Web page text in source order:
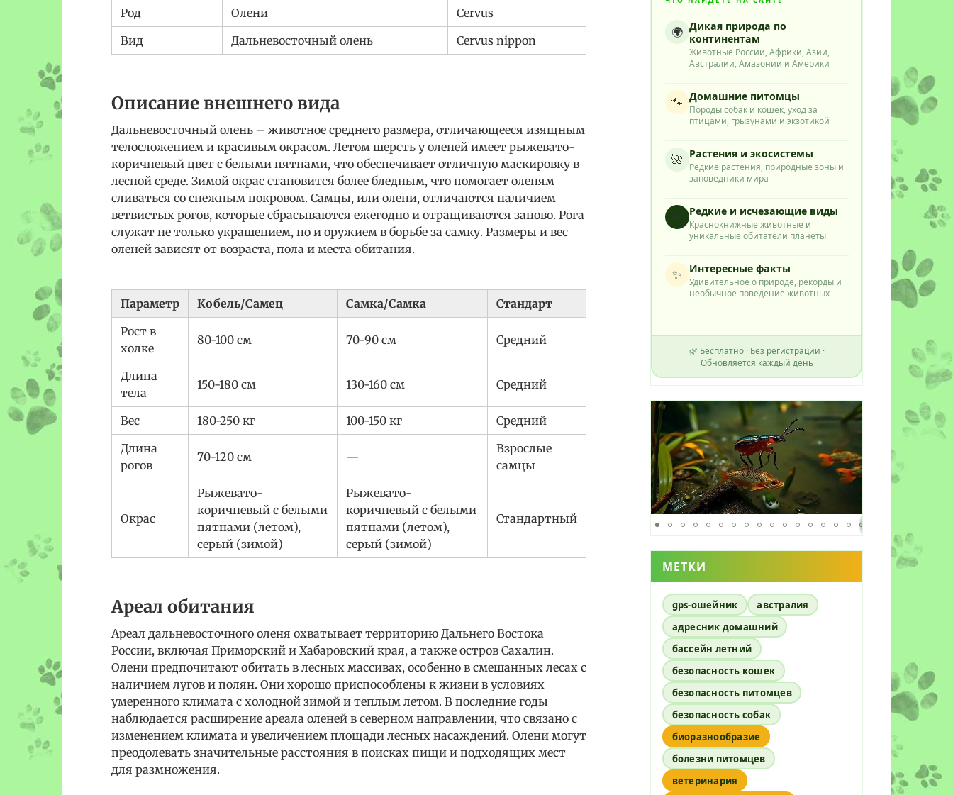
Род
Олени
Cervus
Вид
Дальневосточный олень Cervus nippon
Описание внешнего вида
Дальневосточный олень – животное среднего размера, отличающееся изящным
телосложением и красивым окрасом. Летом шерсть у оленей имеет рыжевато-
коричневый цвет с белыми пятнами, что обеспечивает отличную маскировку в
лесной среде. Зимой окрас становится более бледным, что помогает оленям
сливаться со снежным покровом. Самцы, или олени, отличаются наличием
ветвистых рогов, которые сбрасываются ежегодно и отращиваются заново. Рога
служат не только украшением, но и оружием в борьбе за самку. Размеры и вес
оленей зависят от возраста, пола и места обитания.
Параметр Кобель/Самец Самка/Самка
Стандарт
Рост в
холке
80-100 см 70-90 см Средний
Длина
тела
150-180 см 130-160 см Средний
Вес 180-250 кг 100-150 кг
Средний
Длина
рогов
70-120 см —
Взрослые
самцы
Окрас
Рыжевато-
коричневый с белыми
пятнами (летом),
серый (зимой)
Рыжевато-
коричневый с белыми
пятнами (летом),
серый (зимой)
Стандартный
Ареал обитания
Ареал дальневосточного оленя охватывает территорию Дальнего Востока
России, включая Приморский и Хабаровский края, а также остров Сахалин.
Олени предпочитают обитать в лесных массивах, особенно в смешанных лесах с
наличием лугов и полян. Они хорошо приспособлены к жизни в условиях
умеренного климата с холодной зимой и теплым летом. В последние годы
наблюдается расширение ареала оленей в северном направлении, что связано с
изменением климата и увеличением площади лесных насаждений. Олени могут
преодолевать значительные расстояния в поисках пищи и подходящих мест
для размножения.
🌍 Дикая природа по
континентам
Животные России, Африки, Азии,
Австралии, Амазонии и Америки
🐾 Домашние питомцы
Породы собак и кошек, уход за
птицами, грызунами и экзотикой
🌺 Растения и экосистемы
Редкие растения, природные зоны и
заповедники мира
⭐ Редкие и исчезающие виды
Краснокнижные животные и
уникальные обитатели планеты
✨ Интересные факты
Удивительное о природе, рекорды и
необычное поведение животных
🌿 Бесплатно · Без регистрации ·
Обновляется каждый день
МЕТКИ
gps-ошейник
австралия
адресник домашний
бассейн летний
безопасность кошек
безопасность питомцев
безопасность собак
биоразнообразие
болезни питомцев
ветеринария